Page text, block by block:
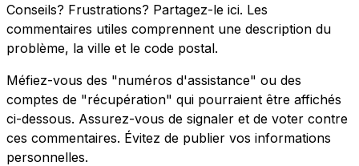
Conseils? Frustrations? Partagez-le ici. Les
commentaires utiles comprennent une description du
problème, la ville et le code postal.
Méfiez-vous des "numéros d'assistance" ou des
comptes de "récupération" qui pourraient être affichés
ci-dessous. Assurez-vous de signaler et de voter contre
ces commentaires. Évitez de publier vos informations
personnelles.